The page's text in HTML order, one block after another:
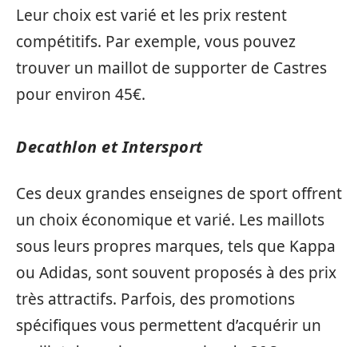
Leur choix est varié et les prix restent
compétitifs. Par exemple, vous pouvez
trouver un maillot de supporter de Castres
pour environ 45€.
Decathlon et Intersport
Ces deux grandes enseignes de sport offrent
un choix économique et varié. Les maillots
sous leurs propres marques, tels que Kappa
ou Adidas, sont souvent proposés à des prix
très attractifs. Parfois, des promotions
spécifiques vous permettent d’acquérir un